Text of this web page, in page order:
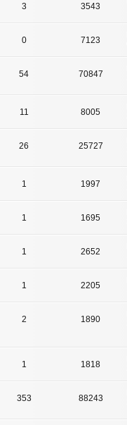
3 3543
0 7123
54 70847
11 8005
26 25727
1 1997
1 1695
1 2652
1 2205
2 1890
1 1818
353 88243